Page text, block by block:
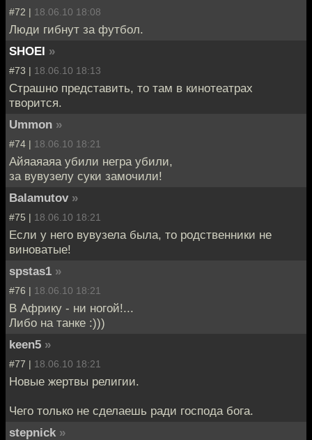
#72 | 18.06.10 18:08
Люди гибнут за футбол.
SHOEI »
#73 | 18.06.10 18:13
Страшно представить, то там в кинотеатрах
творится.
Ummon »
#74 | 18.06.10 18:21
Айяаяаяа убили негра убили,
за вувузелу суки замочили!
Balamutov »
#75 | 18.06.10 18:21
Если у него вувузела была, то родственники не
виноватые!
spstas1 »
#76 | 18.06.10 18:21
В Африку - ни ногой!...
Либо на танке :)))
keen5 »
#77 | 18.06.10 18:21
Новые жертвы религии.
Чего только не сделаешь ради господа бога.
stepnick »